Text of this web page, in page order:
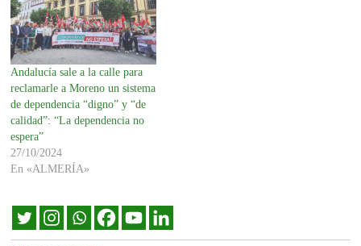
Andalucía sale a la calle para
reclamarle a Moreno un sistema
de dependencia “digno” y “de
calidad”: “La dependencia no
espera”
27/10/2024
En «ALMERÍA»